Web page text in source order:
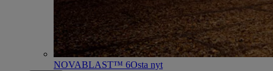
NOVABLAST™ 6Osta nyt